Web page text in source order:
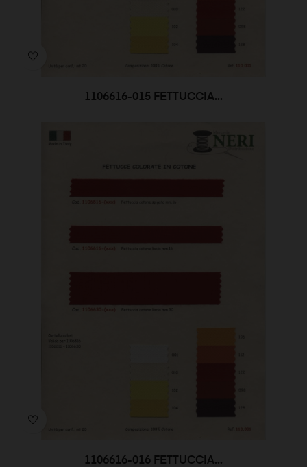
1106616-015 FETTUCCIA...
1106616-016 FETTUCCIA...